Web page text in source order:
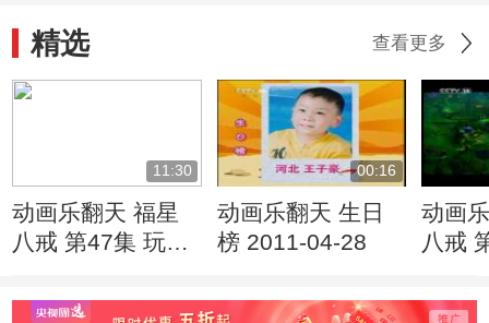
精选 查看更多
11:30
动画乐翻天 福星
八戒 第47集 玩具
00:16
动画乐翻天 生日
榜 2011-04-28
动画
八戒